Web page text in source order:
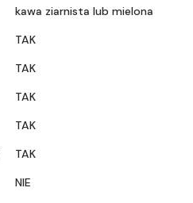
kawa ziarnista lub mielona
TAK
TAK
TAK
TAK
TAK
NIE